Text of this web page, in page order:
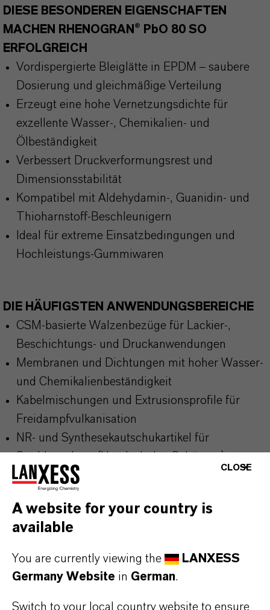
DIESE BESONDEREN EIGENSCHAFTEN
MACHEN RHENOGRAN® PbO 80 SO
ERFOLGREICH
Vordispergierte Bleiglätte in EPDM – saubere
Dosierung und gleichmäßige Verteilung
Erzeugt eine hohe Vernetzungsdichte für
exzellente Wasser-, Chemikalien- und
Ölbeständigkeit
Verbessert Druckverformungsrest und
Dimensionsstabilität
Kompatibel mit Aldehydamin-, Guanidin- und
Thioharnstoff-Beschleunigern
Ideal für extreme Einsatzbedingungen und
Hochleistungs-Gummiwaren
DIE HÄUFIGSTEN ANWENDUNGSBEREICHE
CSM-basierte Walzenbezüge für Lackier-,
Beschichtungs- und Druckanwendungen
Membranen und Dichtungen mit hoher Wasser-
und Chemikalienbeständigkeit
Kabelmischungen und Extrusionsprofile für
Freidampfvulkanisation
NR- und Synthesekautschukartikel für
Strahlenschutz (Handschuhe, Schürzen)
CLOSE
A website for your country is
available
You are currently viewing the
LANXESS
Germany Website in German.
Switch to your local country website to ensure